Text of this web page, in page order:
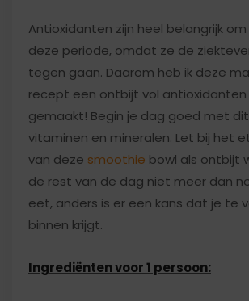
Antioxidanten zijn heel belangrijk
deze periode, omdat ze de
tegen gaan. Daarom heb ik deze
recept een ontbijt vol antioxidanten
gemaakt! Begin je dag goed met
vitaminen en mineralen. Let bij het
van deze smoothie bowl als ontbijt
de rest van de dag niet meer dan
eet, anders is er een kans dat je te
binnen krijgt.
Ingrediënten voor 1 persoon: